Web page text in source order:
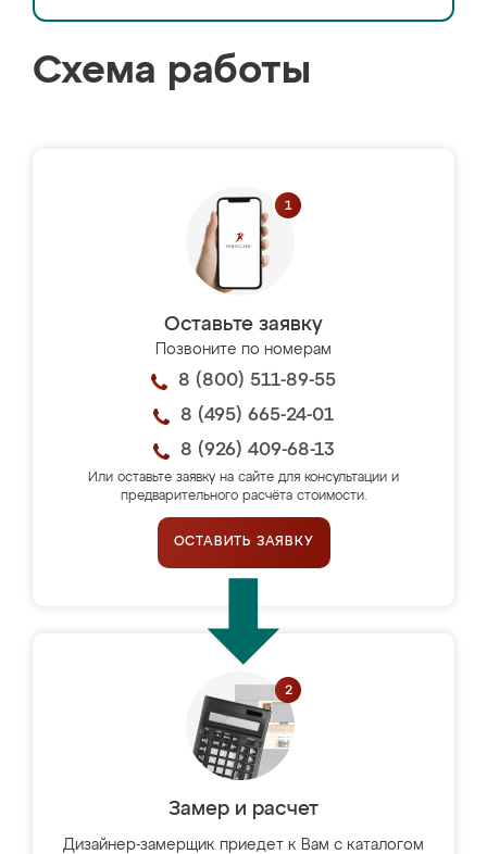
Схема работы
Оставьте заявку
Позвоните по номерам
8 (800) 511-89-55
8 (495) 665-24-01
8 (926) 409-68-13
Или оставьте заявку на сайте для консультации и
предварительного расчёта стоимости.
ОСТАВИТЬ ЗАЯВКУ
Замер и расчет
Дизайнер-замерщик приедет к Вам с каталогом